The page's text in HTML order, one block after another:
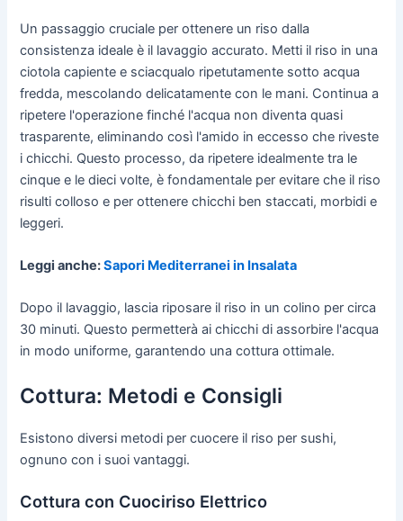
Un passaggio cruciale per ottenere un riso dalla
consistenza ideale è il lavaggio accurato. Metti il riso in una
ciotola capiente e sciacqualo ripetutamente sotto acqua
fredda, mescolando delicatamente con le mani. Continua a
ripetere l'operazione finché l'acqua non diventa quasi
trasparente, eliminando così l'amido in eccesso che riveste
i chicchi. Questo processo, da ripetere idealmente tra le
cinque e le dieci volte, è fondamentale per evitare che il riso
risulti colloso e per ottenere chicchi ben staccati, morbidi e
leggeri.
Leggi anche:Sapori Mediterranei in Insalata
Dopo il lavaggio, lascia riposare il riso in un colino per circa
30 minuti. Questo permetterà ai chicchi di assorbire l'acqua
in modo uniforme, garantendo una cottura ottimale.
Cottura: Metodi e Consigli
Esistono diversi metodi per cuocere il riso per sushi,
ognuno con i suoi vantaggi.
Cottura con Cuociriso Elettrico